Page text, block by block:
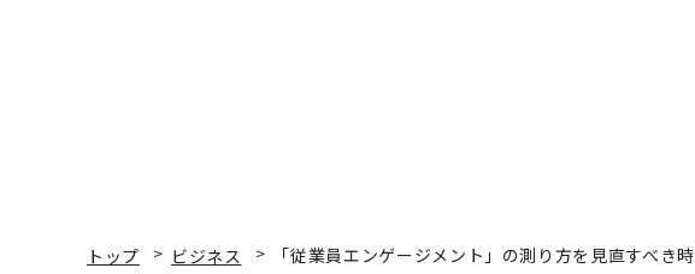
トップ ビジネス 「従業員エンゲージメント」の測り方を見直すべき時